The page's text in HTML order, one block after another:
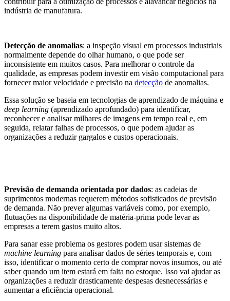
indústria de manufatura.
Detecção de anomalias: a inspeção visual em processos industriais
normalmente depende do olhar humano, o que pode ser
inconsistente em muitos casos. Para melhorar o controle da
qualidade, as empresas podem investir em visão computacional para
fornecer maior velocidade e precisão na detecção de anomalias.
Essa solução se baseia em tecnologias de aprendizado de máquina e
deep learning (aprendizado aprofundado) para identificar,
reconhecer e analisar milhares de imagens em tempo real e, em
seguida, relatar falhas de processos, o que podem ajudar as
organizações a reduzir gargalos e custos operacionais.
Previsão de demanda orientada por dados: as cadeias de
suprimentos modernas requerem métodos sofisticados de previsão
de demanda. Não prever algumas variáveis como, por exemplo,
flutuações na disponibilidade de matéria-prima pode levar as
empresas a terem gastos muito altos.
Para sanar esse problema os gestores podem usar sistemas de
machine learning para analisar dados de séries temporais e, com
isso, identificar o momento certo de comprar novos insumos, ou até
saber quando um item estará em falta no estoque. Isso vai ajudar as
organizações a reduzir drasticamente despesas desnecessárias e
aumentar a eficiência operacional.